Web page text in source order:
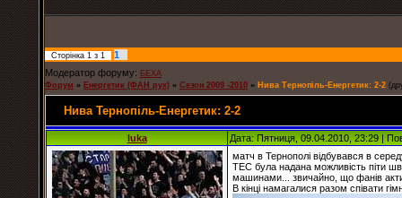
Сторінка 1 з 1
1
Модератор форуму: БЕХА
Форум » Енергетик (ФАН рух) » Сезон 2009 -2010 » Нива Тернопіль-Енергетик: 2-2
Нива Тернопіль-Енергетик: 2-2
luka Дата: Пятниця, 09.04.2010, 23:29 |
матч в Тернополі відбувався в
ТЕС була надана можливість піти
машинами... звичайно, що фанів
В кінці намагалися разом співати